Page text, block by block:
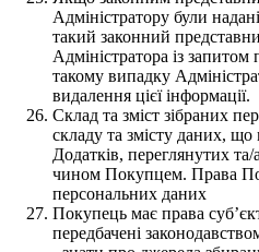
Адміністратору були
такий законний
Адміністратора із
такому випадку
видалення цієї інформації.
Склад та зміст зібраних
складу та змісту даних, що
Додатків, переглянутих
чином Покупцем. Права
персональних даних
Покупець має права
передбачені